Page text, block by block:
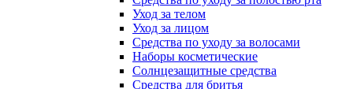
Уход за телом
Уход за лицом
Средства по уходу за волосами
Наборы косметические
Солнцезащитные средства
Средства для бритья